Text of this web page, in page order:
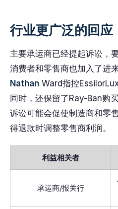
行业更广泛的回应
主要承运商已经提起诉讼，
消费者和零售商也加入了进
Nathan Ward指控
同时，还保留了Ray-Ban购
诉讼可能会促使制造商和零
得退款时调整零售商利润。
利益相关者
承运商/报关行